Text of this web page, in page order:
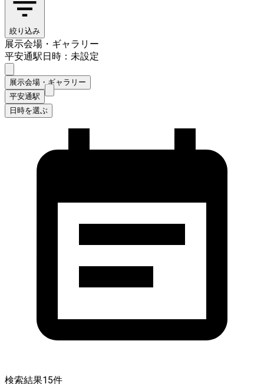
絞り込み
展示会場・ギャラリー
平安通駅日時：未設定
展示会場・ギャラリー
平安通駅
日時を選ぶ
検索結果15件